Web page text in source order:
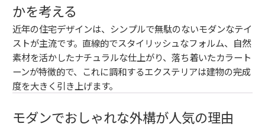
かを考える
近年の住宅デザインは、シンプルで無駄のないモダンなテイ
ストが主流です。直線的でスタイリッシュなフォルム、自然
素材を活かしたナチュラルな仕上がり、落ち着いたカラート
ーンが特徴的で、これに調和するエクステリアは建物の完成
度を大きく引き上げます。
モダンでおしゃれな外構が人気の理由